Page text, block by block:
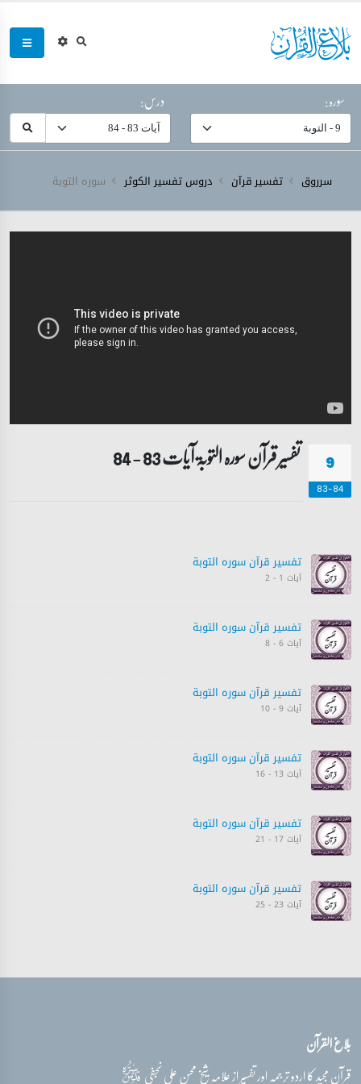
سورہ: درس:
سرروق تفسیر قرآن دروس تفسیر الکوثر سورہ ‎التوبة‎
9
83-84
تفسیر قرآن سورہ ‎التوبۃ آیات 83 - 84
تفسیر قرآن سورہ ‎التوبة‎
آیات 1 - 2
تفسیر قرآن سورہ ‎التوبة‎
آیات 6 - 8
تفسیر قرآن سورہ ‎التوبة‎
آیات 9 - 10
تفسیر قرآن سورہ ‎التوبة‎
آیات 13 - 16
تفسیر قرآن سورہ ‎التوبة‎
آیات 17 - 21
تفسیر قرآن سورہ ‎التوبة‎
آیات 23 - 25
بلاغ القرآن
قرآن مجید کا اردو ترجمہ اور تفسیر از علامہ شیخ محسن علی نجفیقدس‌سره